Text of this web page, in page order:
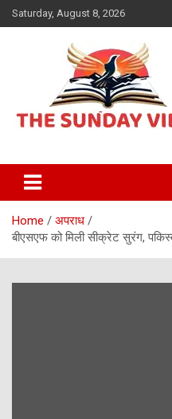
Skip
to
Saturday, August 8, 2026
The Sunday
Home
अपराध
बीएसएफ को मिली सीक्रेट सुरंग,